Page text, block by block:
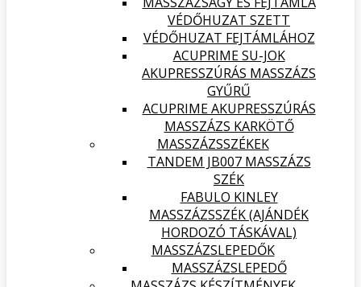
VÉDŐHUZAT SZETT
VÉDŐHUZAT FEJTÁMLÁHOZ
ACUPRIME SU-JOK
AKUPRESSZÚRÁS MASSZÁZS
GYŰRŰ
ACUPRIME AKUPRESSZÚRÁS
MASSZÁZS KARKÖTŐ
MASSZÁZSSZÉKEK
TANDEM JB007 MASSZÁZS
SZÉK
FABULO KINLEY
MASSZÁZSSZÉK (AJÁNDÉK
HORDOZÓ TÁSKÁVAL)
MASSZÁZSLEPEDŐK
MASSZÁZSLEPEDŐ